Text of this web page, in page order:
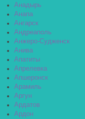
Анадырь
Анапа
Ангарск
Андреаполь
Анжеро-Судженск
Анива
Апатиты
Апрелевка
Апшеронск
Арамиль
Аргун
Ардатов
Ардон